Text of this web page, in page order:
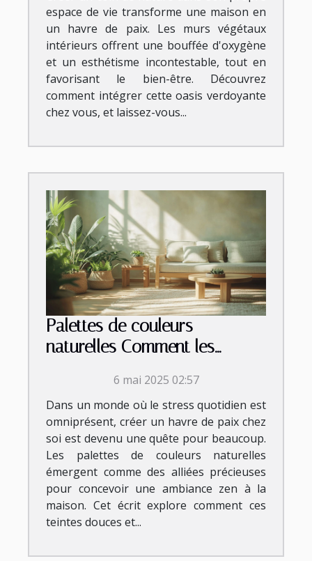
espace de vie transforme une maison en
un havre de paix. Les murs végétaux
intérieurs offrent une bouffée d'oxygène
et un esthétisme incontestable, tout en
favorisant le bien-être. Découvrez
comment intégrer cette oasis verdoyante
chez vous, et laissez-vous...
Palettes de couleurs
naturelles Comment les
zen à la maison
6 mai 2025 02:57
Dans un monde où le stress quotidien est
omniprésent, créer un havre de paix chez
soi est devenu une quête pour beaucoup.
Les palettes de couleurs naturelles
émergent comme des alliées précieuses
pour concevoir une ambiance zen à la
maison. Cet écrit explore comment ces
teintes douces et...